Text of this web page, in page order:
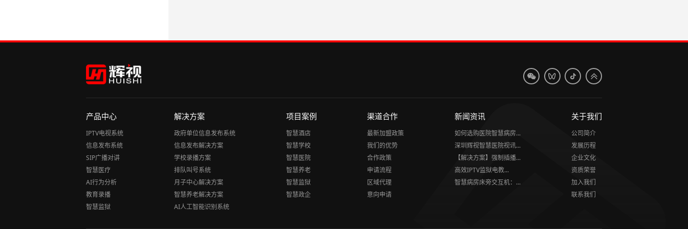
产品中心
IPTV电视系统
信息发布系统
SIP广播对讲
智慧医疗
AI行为分析
教育录播
智慧监狱
解决方案
政府单位信息发布系统
信息发布解决方案
学校录播方案
排队叫号系统
月子中心解决方案
智慧养老解决方案
AI人工智能识别系统
项目案例
智慧酒店
智慧学校
智慧医院
智慧养老
智慧监狱
智慧政企
渠道合作
最新加盟政策
我们的优势
合作政策
申请流程
区域代理
意向申请
新闻资讯
如何选购医院智慧病房...
深圳辉视智慧医院视讯...
【解决方案】强制插播...
高效IPTV监狱电教...
智慧病房床旁交互机：...
关于我们
公司简介
发展历程
企业文化
资质荣誉
加入我们
联系我们